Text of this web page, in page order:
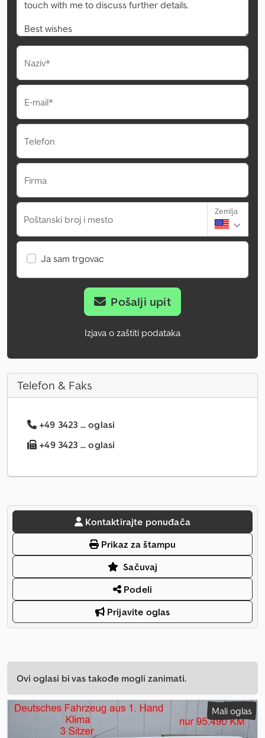
Naziv*
E-mail*
Telefon
Firma
Poštanski broj i mesto
Zemlja
Ja sam trgovac
Pošalji upit
Izjava o zaštiti podataka
Telefon & Faks
+49 3423 ... oglasi
+49 3423 ... oglasi
Kontaktirajte ponuđača
Prikaz za štampu
Sačuvaj
Podeli
Prijavite oglas
Ovi oglasi bi vas takođe mogli zanimati.
Mali oglas